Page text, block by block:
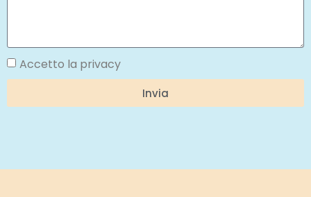
Accetto la privacy
Invia